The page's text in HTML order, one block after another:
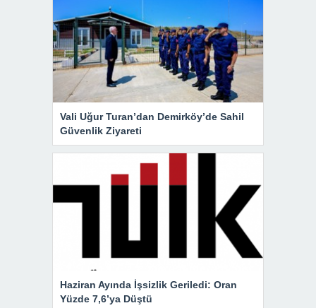
Vali Uğur Turan’dan Demirköy’de Sahil
Güvenlik Ziyareti
Haziran Ayında İşsizlik Geriledi: Oran
Yüzde 7,6’ya Düştü